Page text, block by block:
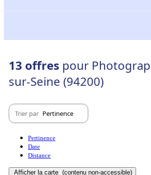
13 offres pour
sur-Seine (94200)
Trier par Pertinence
Pertinence
Date
Distance
Afficher la carte (contenu non-accessible)